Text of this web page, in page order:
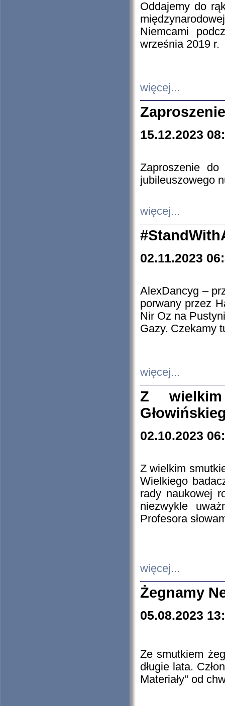
Oddajemy do
Niemcami
września 2019 r.
więcej...
15.12.2023
Zaproszenie do
jubileuszowego
więcej...
02.11.2023
AlexDancyg –
porwany przez
Nir Oz na
Gazy. Czekamy
więcej...
Z
02.10.2023
Z wielkim
Wielkiego
rady naukowej
niezwykle
Profesora
więcej...
Żegnamy
05.08.2023
Ze smutkiem
długie lata.
Materiały" od